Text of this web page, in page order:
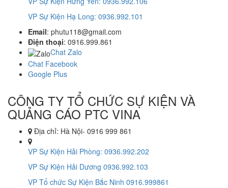
VP Sự Kiện Hạ Long: 0936.992.101
Email: phutu118@gmail.com
Điện thoại: 0916.999.861
Chat Zalo
Chat Facebook
Google Plus
CÔNG TY TỔ CHỨC SỰ KIỆN VÀ
QUẢNG CÁO PTC VINA
Địa chỉ: Hà Nội- 0916 999 861
VP Sự Kiện Hải Phòng: 0936.992.202
VP Sự Kiện Hải Dương 0936.992.103
VP Tổ chức Sự Kiện Bắc Ninh 0916.999861